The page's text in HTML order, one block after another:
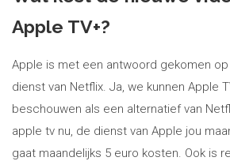
Apple TV+?
Apple is met een antwoord gekomen
dienst van Netflix. Ja, we kunnen Apple
beschouwen als een alternatief van
apple tv nu, de dienst van Apple jou
gaat maandelijks 5 euro kosten. Ook is